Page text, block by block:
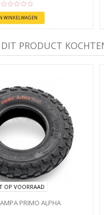
WINKELWAGEN
PRODUCT
OP VOORRAAD
PRIMO ALPHA